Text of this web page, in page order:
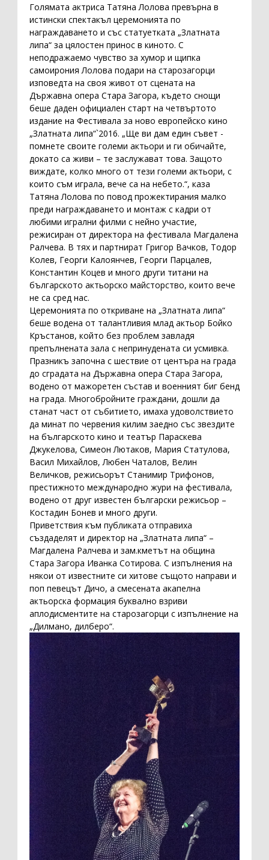
Голямата актриса Татяна Лолова превърна в
истински спектакъл церемонията по
награждаването и със статуетката „Златната
липа“ за цялостен принос в киното. С
неподражаемо чувство за хумор и щипка
самоирония Лолова подари на старозагорци
изповедта на своя живот от сцената на
Държавна опера Стара Загора, където снощи
беше даден официален старт на четвъртото
издание на Фестивала за ново европейско кино
„Златната липа“`2016. „Ще ви дам един съвет -
помнете своите големи актьори и ги обичайте,
докато са живи – те заслужават това. Защото
виждате, колко много от тези големи актьори, с
които съм играла, вече са на небето.“, каза
Татяна Лолова по повод прожектирания малко
преди награждаването и монтаж с кадри от
любими игрални филми с нейно участие,
режисиран от директора на фестивала Магдалена
Ралчева. В тях и партнират Григор Вачков, Тодор
Колев, Георги Калоянчев, Георги Парцалев,
Константин Коцев и много други титани на
българското актьорско майсторство, които вече
не са сред нас.
Церемонията по откриване на „Златната липа“
беше водена от талантливия млад актьор Бойко
Кръстанов, който без проблем завладя
препълнената зала с непринудената си усмивка.
Празникъ започна с шествие от центъра на града
до сградата на Държавна опера Стара Загора,
водено от мажоретен състав и военният биг бенд
на града. Многобройните граждани, дошли да
станат част от събитието, имаха удоволствието
да минат по червения килим заедно със звездите
на българското кино и театър Параскева
Джукелова, Симеон Лютаков, Мария Статулова,
Васил Михайлов, Любен Чаталов, Велин
Величков, режисьорът Станимир Трифонов,
престижното международно жури на фестивала,
водено от друг известен български режисьор –
Костадин Бонев и много други.
Приветствия към публиката отправиха
създаделят и директор на „Златната липа“ –
Магдалена Ралчева и зам.кметът на община
Стара Загора Иванка Сотирова. С изпълнения на
някои от известните си хитове същото направи и
поп певецът Дичо, а смесената акапелна
актьорска формация буквално взриви
аплодисментите на старозагорци с изпълнение на
„Дилмано, дилберо“.